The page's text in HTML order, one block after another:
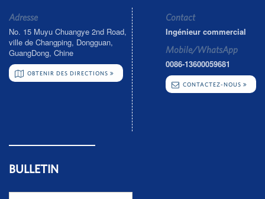
Adresse
No. 15 Muyu Chuangye 2nd Road,
ville de Changping, Dongguan,
GuangDong, Chine
OBTENIR DES DIRECTIONS
Contact
Ingénieur commercial
Mobile/WhatsApp
0086-13600059681
CONTACTEZ-NOUS
BULLETIN